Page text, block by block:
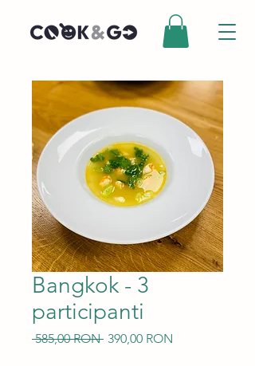
Bangkok - 3
participanti
585,00 RON Preț
390,00 RON